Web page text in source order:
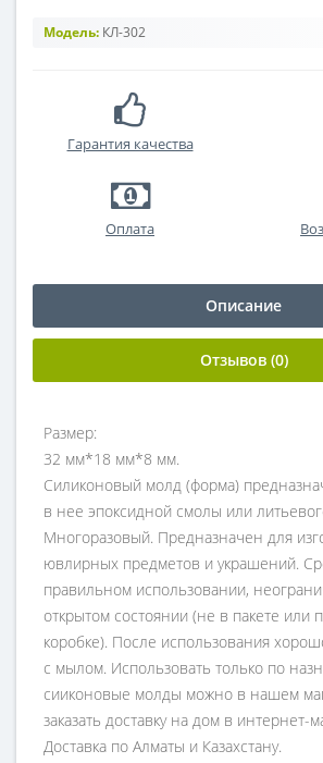
Модель: КЛ-302
Гарантия качества
Оплата
Описание
Отзывов (0)
Размер:
32 мм*18 мм*8 мм.
Силиконовый молд (форма)
в нее эпоксидной смолы или
Многоразовый. Предназначен для
ювлирных предметов и украшений.
правильном использовании,
открытом состоянии (не в пакете или
коробке). После использования
с мылом. Использовать только по
сииконовые молды можно в нашем
заказать доставку на дом в интернет-
Доставка по Алматы и Казахстану.